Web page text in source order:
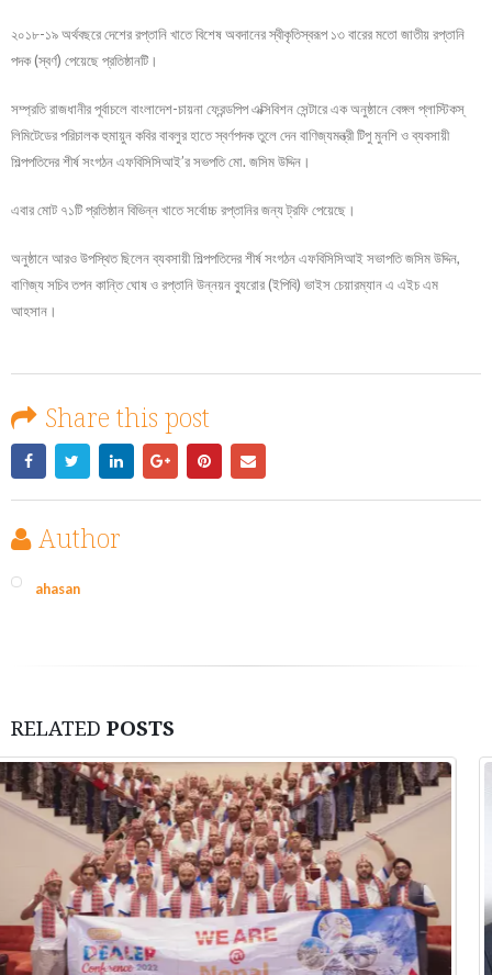
২০১৮-১৯ অর্থবছরে দেশের রপ্তানি খাতে বিশেষ অবদানের স্বীকৃতিস্বরূপ ১৩ বারের মতো জাতীয় রপ্তানি
পদক (স্বর্ণ) পেয়েছে প্রতিষ্ঠানটি।
সম্প্রতি রাজধানীর পূর্বাচলে বাংলাদেশ-চায়না ফ্রেন্ডপিপ এক্সিবিশন সেন্টারে এক অনুষ্ঠানে বেঙ্গল প্লাস্টিকস্
লিমিটেডের পরিচালক হুমায়ুন কবির বাবলুর হাতে স্বর্ণপদক তুলে দেন বাণিজ্যমন্ত্রী টিপু মুনশি ও ব্যবসায়ী
শিল্পপতিদের শীর্ষ সংগঠন এফবিসিসিআই’র সভপতি মো. জসিম উদ্দিন।
এবার মোট ৭১টি প্রতিষ্ঠান বিভিন্ন খাতে সর্বোচ্চ রপ্তানির জন্য ট্রফি পেয়েছে।
অনুষ্ঠানে আরও উপস্থিত ছিলেন ব্যবসায়ী শিল্পপতিদের শীর্ষ সংগঠন এফবিসিসিআই সভাপতি জসিম উদ্দিন,
বাণিজ্য সচিব তপন কান্তি ঘোষ ও রপ্তানি উন্নয়ন ব্যুরোর (ইপিবি) ভাইস চেয়ারম্যান এ এইচ এম
আহসান।
Share this post
Author
ahasan
RELATED POSTS